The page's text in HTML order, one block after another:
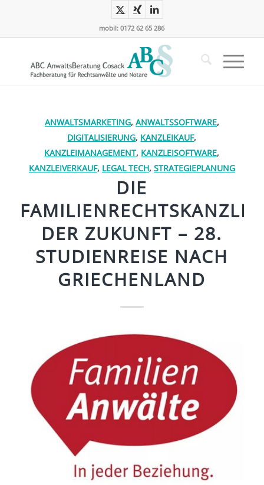
mobil: 0172 62 65 286
ANWALTSMARKETING, ANWALTSSOFTWARE,
DIGITALISIERUNG, KANZLEIKAUF,
KANZLEIMANAGEMENT, KANZLEISOFTWARE,
KANZLEIVERKAUF, LEGAL TECH, STRATEGIEPLANUNG
DIE
FAMILIENRECHTSKANZLEI
DER ZUKUNFT – 28.
STUDIENREISE NACH
GRIECHENLAND